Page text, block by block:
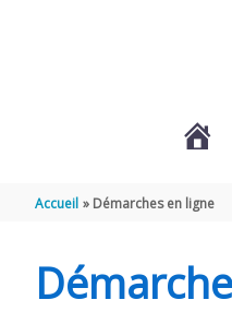
Accueil Démarches en ligne